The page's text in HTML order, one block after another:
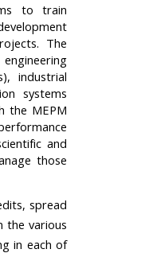
to train
The
industrial
systems
the MEPM
and
those
spread
the various
in each of